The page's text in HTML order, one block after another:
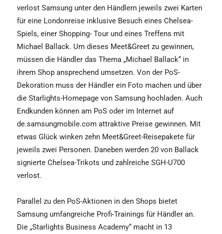
verlost Samsung unter den Händlern jeweils zwei Karten
für eine Londonreise inklusive Besuch eines Chelsea-
Spiels, einer Shopping- Tour und eines Treffens mit
Michael Ballack. Um dieses Meet&Greet zu gewinnen,
müssen die Händler das Thema „Michael Ballack“ in
ihrem Shop ansprechend umsetzen. Von der PoS-
Dekoration muss der Händler ein Foto machen und über
die Starlights-Homepage von Samsung hochladen. Auch
Endkunden können am PoS oder im Internet auf
de.samsungmobile.com attraktive Preise gewinnen. Mit
etwas Glück winken zehn Meet&Greet-Reisepakete für
jeweils zwei Personen. Daneben werden 20 von Ballack
signierte Chelsea-Trikots und zahlreiche SGH-U700
verlost.
Parallel zu den PoS-Aktionen in den Shops bietet
Samsung umfangreiche Profi-Trainings für Händler an.
Die „Starlights Business Academy“ macht in 13